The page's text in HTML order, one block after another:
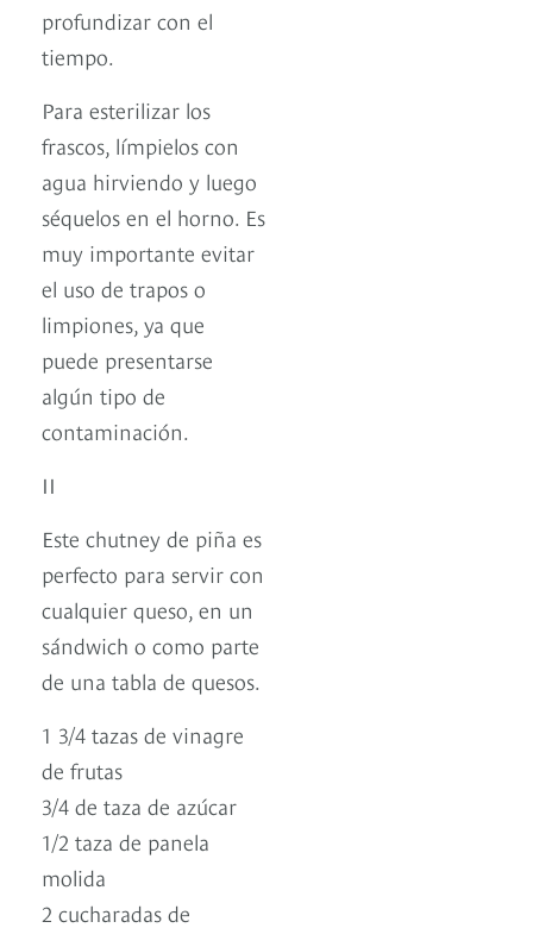
profundizar con el
tiempo.
Para esterilizar los
frascos, límpielos con
agua hirviendo y luego
séquelos en el horno. Es
muy importante evitar
el uso de trapos o
limpiones, ya que
puede presentarse
algún tipo de
contaminación.
II
Este chutney de piña es
perfecto para servir con
cualquier queso, en un
sándwich o como parte
de una tabla de quesos.
1 3/4 tazas de vinagre
de frutas
3/4 de taza de azúcar
1/2 taza de panela
molida
2 cucharadas de